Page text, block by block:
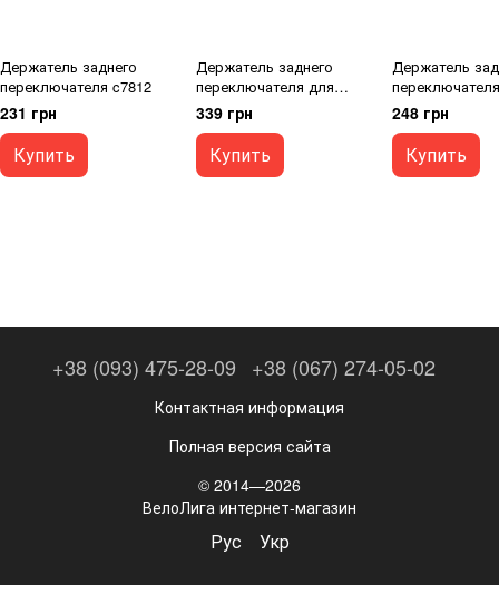
Держатель заднего
переключателя c7812
231 грн
Купить
Держатель заднего
переключателя для
Crosser, Fluid, Ragusa,
аналог Pilo D1221
339 грн
Купить
Держатель
для Rockrider
248 грн
Купить
+38 (093) 475-28-09 +38 (067) 274-05-02
Контактная информация
Полная версия сайта
© 2014—2026
ВелоЛига интернет-магазин
Рус Укр